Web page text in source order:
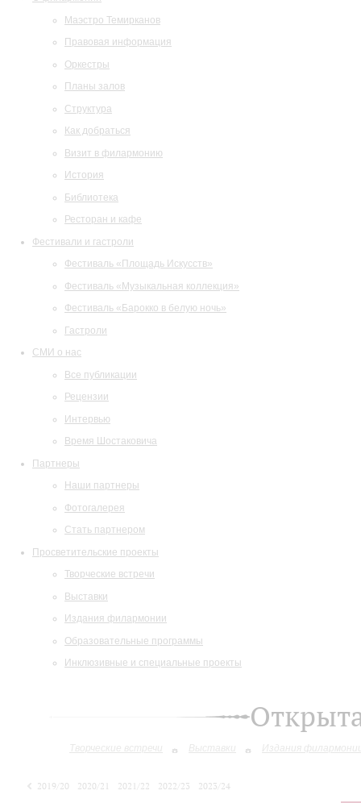
Маэстро Темирканов
Правовая информация
Оркестры
Планы залов
Структура
Как добраться
Визит в филармонию
История
Библиотека
Ресторан и кафе
Фестивали и гастроли
Фестиваль «Площадь Искусств»
Фестиваль «Музыкальная коллекция»
Фестиваль «Барокко в белую ночь»
Гастроли
СМИ о нас
Все публикации
Рецензии
Интервью
Время Шостаковича
Партнеры
Наши партнеры
Фотогалерея
Стать партнером
Просветительские проекты
Творческие встречи
Выставки
Издания филармонии
Образовательные программы
Инклюзивные и специальные проекты
Творческие встречи Выставки Издания
2019/20 2020/21 2021/22 2022/23
2023/24